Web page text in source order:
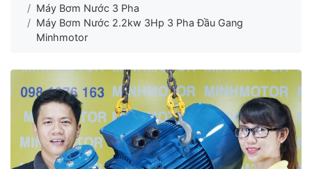
Máy Bơm Nước 3 Pha
Máy Bơm Nước 2.2kw 3Hp 3 Pha Đầu Gang
Minhmotor